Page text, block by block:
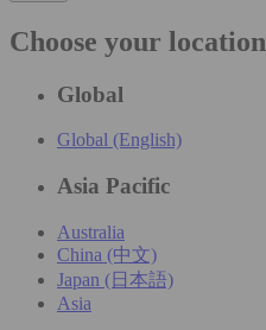
Choose your location
Global
Global (English)
Asia Pacific
Australia
China (中文)
Japan (日本語)
Asia